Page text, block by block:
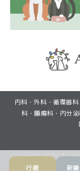
行徳 新
(初診・再診
(初診・再診
内科・外科・循環器
科・腫瘍科・内分
Copyright 2021 All